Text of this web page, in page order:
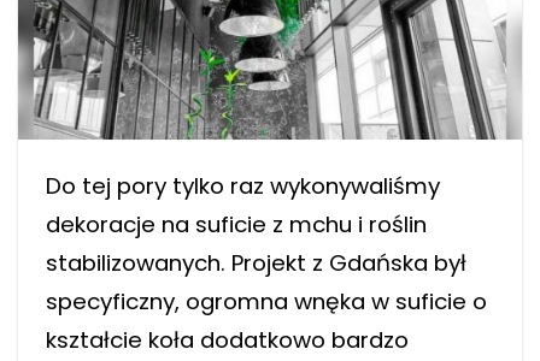
Do tej pory tylko raz wykonywaliśmy
dekoracje na suficie z mchu i roślin
stabilizowanych. Projekt z Gdańska był
specyficzny, ogromna wnęka w suficie o
kształcie koła dodatkowo bardzo